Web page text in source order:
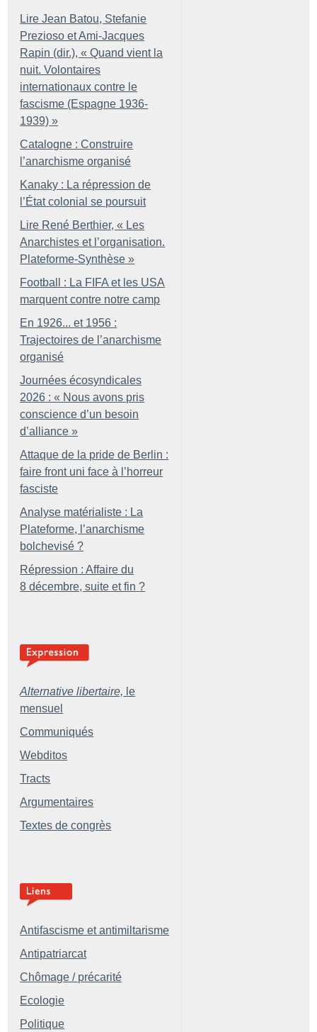
Lire Jean Batou, Stefanie
Prezioso et Ami-Jacques
Rapin (dir.), « Quand vient la
nuit. Volontaires
internationaux contre le
fascisme (Espagne 1936-
1939) »
Catalogne : Construire
l’anarchisme organisé
Kanaky : La répression de
l’État colonial se poursuit
Lire René Berthier, « Les
Anarchistes et l’organisation.
Plateforme-Synthèse »
Football : La FIFA et les USA
marquent contre notre camp
En 1926... et 1956 :
Trajectoires de l’anarchisme
organisé
Journées écosyndicales
2026 : « Nous avons pris
conscience d’un besoin
d’alliance »
Attaque de la pride de Berlin :
faire front uni face à l’horreur
fasciste
Analyse matérialiste : La
Plateforme, l’anarchisme
bolchevisé ?
Répression : Affaire du
8 décembre, suite et fin ?
Alternative libertaire, le
mensuel
Communiqués
Webditos
Tracts
Argumentaires
Textes de congrès
Antifascisme et antimiltarisme
Antipatriarcat
Chômage / précarité
Ecologie
Politique